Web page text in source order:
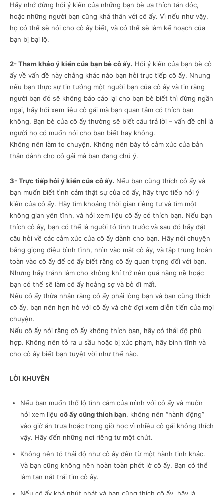
Hãy nhớ đừng hỏi ý kiến của những bạn bè ưa thích tán dóc,
hoặc những người bạn cũng khá thân với cô ấy. Vì nếu như vậy,
họ có thể sẽ nói cho cô ấy biết, và có thể sẽ làm kế hoạch của
bạn bị bại lộ.
2- Tham khảo ý kiến của bạn bè cô ấy. Hỏi ý kiến của bạn bè cô
ấy về vấn đề này chẳng khác nào bạn hỏi trực tiếp cô ấy. Nhưng
nếu bạn thực sự tin tưởng một người bạn của cô ấy và tin rằng
người bạn đó sẽ không báo cáo lại cho bạn bè biết thì đừng ngần
ngại, hãy hỏi xem liệu cô gái mà bạn quan tâm có thích bạn
không. Bạn bè của cô ấy thường sẽ biết câu trả lời – vấn đề chỉ là
người họ có muốn nói cho bạn biết hay không.
Không nên làm to chuyện. Không nên bày tỏ cảm xúc của bản
thân dành cho cô gái mà bạn đang chú ý.
3- Trực tiếp hỏi ý kiến của cô ấy. Nếu bạn cũng thích cô ấy và
bạn muốn biết tình cảm thật sự của cô ấy, hãy trực tiếp hỏi ý
kiến của cô ấy. Hãy tìm khoảng thời gian riêng tư và tìm một
không gian yên tĩnh, và hỏi xem liệu cô ấy có thích bạn. Nếu bạn
thích cô ấy, bạn có thể là người tỏ tình trước và sau đó hãy đặt
câu hỏi về các cảm xúc của cô ấy dành cho bạn. Hãy nói chuyện
bằng giọng điệu bình tĩnh, nhìn vào mắt cô ấy, và tập trung hoàn
toàn vào cô ấy để cô ấy biết rằng cô ấy quan trọng đối với bạn.
Nhưng hãy tránh làm cho không khí trở nên quá nặng nề hoặc
bạn có thể sẽ làm cô ấy hoảng sợ và bỏ đi mất.
Nếu cô ấy thừa nhận rằng cô ấy phải lòng bạn và bạn cũng thích
cô ấy, bạn nên hẹn hò với cô ấy và chờ đợi xem diễn tiến của mọi
chuyện.
Nếu cô ấy nói rằng cô ấy không thích bạn, hãy có thái độ phù
hợp. Không nên tỏ ra u sầu hoặc bị xúc phạm, hãy bình tĩnh và
cho cô ấy biết bạn tuyệt vời như thế nào.
LỜI KHUYÊN
Nếu bạn muốn thổ lộ tình cảm của mình với cô ấy và muốn
hỏi xem liệu cô ấy cũng thích bạn, không nên “hành động”
vào giờ ăn trưa hoặc trong giờ học vì nhiều cô gái không thích
vậy. Hãy đến những nơi riêng tư một chút.
Không nên tỏ thái độ như cô ấy đến từ một hành tinh khác.
Và bạn cũng không nên hoàn toàn phớt lờ cô ấy. Bạn có thể
làm tan nát trái tim cô ấy.